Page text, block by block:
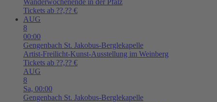
Tickets ab ??,?? €
AUG
8
00:00
Gengenbach St. Jakobus-Berglekapelle
Artist-Freilicht-Kunst-Ausstellung im Weinberg
Tickets ab ??,?? €
AUG
8
Sa, 00:00
Gengenbach St. Jakobus-Berglekapelle